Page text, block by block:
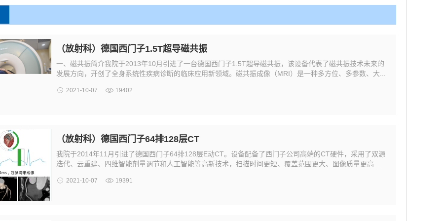
（放射科）德国西门子1.5T超导磁共振
一、磁共振简介我院于2013年10月引进了一台德国西门子1.5T超导磁共振，该设备代表了磁共振技术未来的
发展方向，开创了全身系统性疾病诊断的临床应用新领域。磁共振成像（MRI）是一种多方位、多参数、大...
2021-10-07 19402
（放射科）德国西门子64排128层CT
我院于2014年11月引进了德国西门子64排128层E动CT。设备配备了西门子公司高端的CT硬件，采用了双源
迭代、云重建、四维智能剂量调节和人工智能等高新技术，扫描时间更短、覆盖范围更大、图像质量更高...
2021-10-07 19391